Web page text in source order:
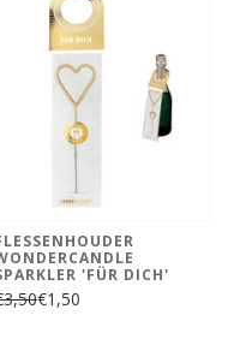
'FÜR DICH'
€1,50